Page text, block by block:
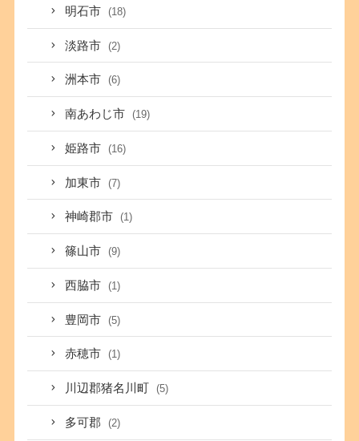
明石市 (18)
淡路市 (2)
洲本市 (6)
南あわじ市 (19)
姫路市 (16)
加東市 (7)
神崎郡市 (1)
篠山市 (9)
西脇市 (1)
豊岡市 (5)
赤穂市 (1)
川辺郡猪名川町 (5)
多可郡 (2)